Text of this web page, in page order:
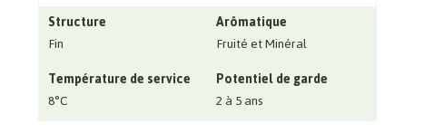
Structure
Fin
Arômatique
Fruité et Minéral
Température de service
8°C
Potentiel de garde
2 à 5 ans